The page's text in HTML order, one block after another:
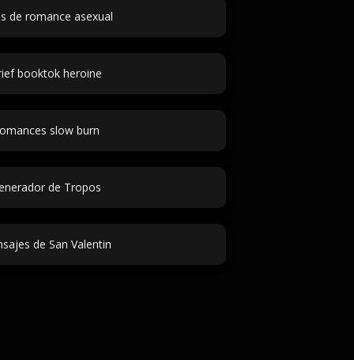
de romance asexual
booktok heroine
slow burn
de Tropos
de San Valentin